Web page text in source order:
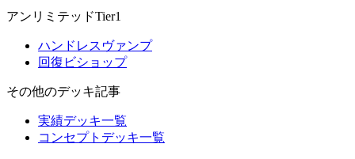
アンリミテッドTier1
ハンドレスヴァンプ
回復ビショップ
その他のデッキ記事
実績デッキ一覧
コンセプトデッキ一覧